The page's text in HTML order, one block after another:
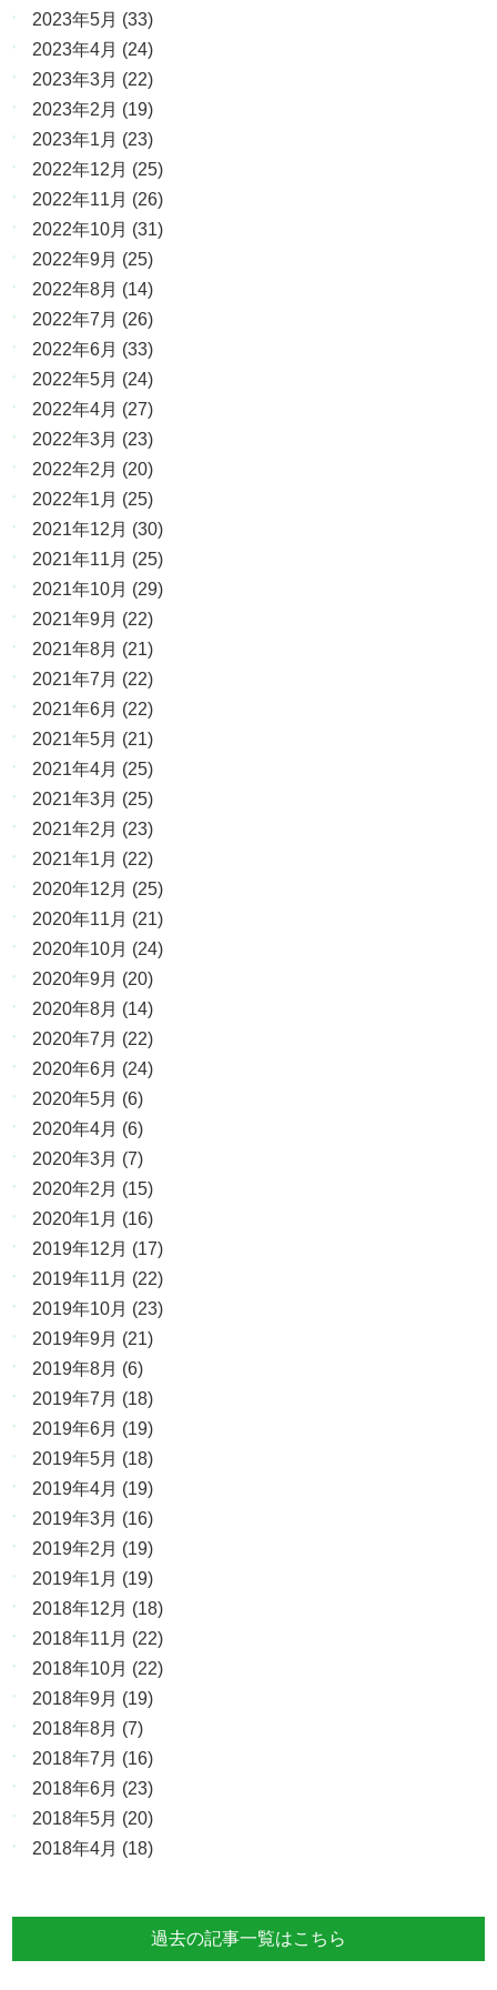
2023年5月 (33)
2023年4月 (24)
2023年3月 (22)
2023年2月 (19)
2023年1月 (23)
2022年12月 (25)
2022年11月 (26)
2022年10月 (31)
2022年9月 (25)
2022年8月 (14)
2022年7月 (26)
2022年6月 (33)
2022年5月 (24)
2022年4月 (27)
2022年3月 (23)
2022年2月 (20)
2022年1月 (25)
2021年12月 (30)
2021年11月 (25)
2021年10月 (29)
2021年9月 (22)
2021年8月 (21)
2021年7月 (22)
2021年6月 (22)
2021年5月 (21)
2021年4月 (25)
2021年3月 (25)
2021年2月 (23)
2021年1月 (22)
2020年12月 (25)
2020年11月 (21)
2020年10月 (24)
2020年9月 (20)
2020年8月 (14)
2020年7月 (22)
2020年6月 (24)
2020年5月 (6)
2020年4月 (6)
2020年3月 (7)
2020年2月 (15)
2020年1月 (16)
2019年12月 (17)
2019年11月 (22)
2019年10月 (23)
2019年9月 (21)
2019年8月 (6)
2019年7月 (18)
2019年6月 (19)
2019年5月 (18)
2019年4月 (19)
2019年3月 (16)
2019年2月 (19)
2019年1月 (19)
2018年12月 (18)
2018年11月 (22)
2018年10月 (22)
2018年9月 (19)
2018年8月 (7)
2018年7月 (16)
2018年6月 (23)
2018年5月 (20)
2018年4月 (18)
過去の記事一覧はこちら